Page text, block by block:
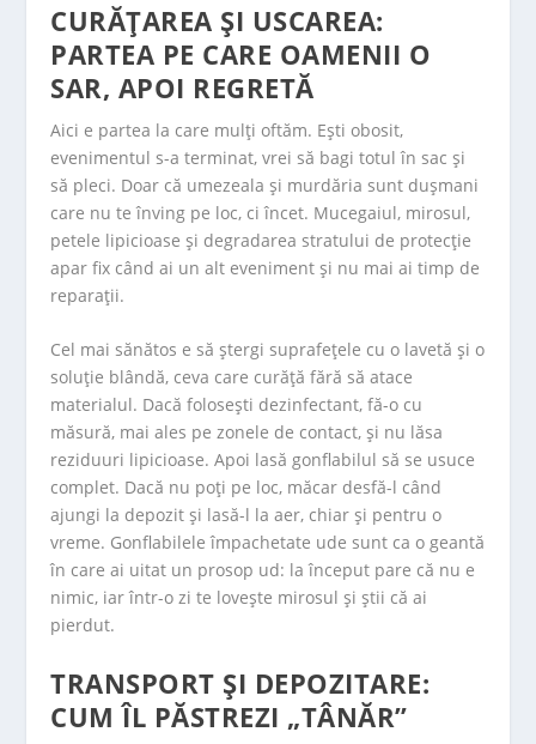
CURĂȚAREA ȘI USCAREA:
PARTEA PE CARE OAMENII O
SAR, APOI REGRETĂ
Aici e partea la care mulți oftăm. Ești obosit,
evenimentul s-a terminat, vrei să bagi totul în sac și
să pleci. Doar că umezeala și murdăria sunt dușmani
care nu te înving pe loc, ci încet. Mucegaiul, mirosul,
petele lipicioase și degradarea stratului de protecție
apar fix când ai un alt eveniment și nu mai ai timp de
reparații.
Cel mai sănătos e să ștergi suprafețele cu o lavetă și o
soluție blândă, ceva care curăță fără să atace
materialul. Dacă folosești dezinfectant, fă-o cu
măsură, mai ales pe zonele de contact, și nu lăsa
reziduuri lipicioase. Apoi lasă gonflabilul să se usuce
complet. Dacă nu poți pe loc, măcar desfă-l când
ajungi la depozit și lasă-l la aer, chiar și pentru o
vreme. Gonflabilele împachetate ude sunt ca o geantă
în care ai uitat un prosop ud: la început pare că nu e
nimic, iar într-o zi te lovește mirosul și știi că ai
pierdut.
TRANSPORT ȘI DEPOZITARE:
CUM ÎL PĂSTREZI „TÂNĂR”